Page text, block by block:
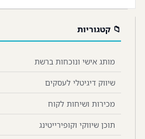
📁 קטגוריות
מותג אישי ונוכחות ברשת
שיווק דיגיטלי לעסקים
מכירות ושיחות לקוח
תוכן שיווקי וקופירייטינג